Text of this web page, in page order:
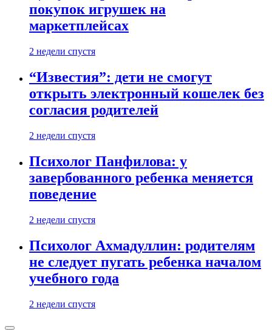
покупок игрушек на
маркетплейсах
2 недели спустя
“Известия”: дети не смогут
открыть электронный кошелек без
согласия родителей
2 недели спустя
Психолог Панфилова: у
завербованного ребенка меняется
поведение
2 недели спустя
Психолог Ахмадуллин: родителям
не следует пугать ребенка началом
учебного года
2 недели спустя